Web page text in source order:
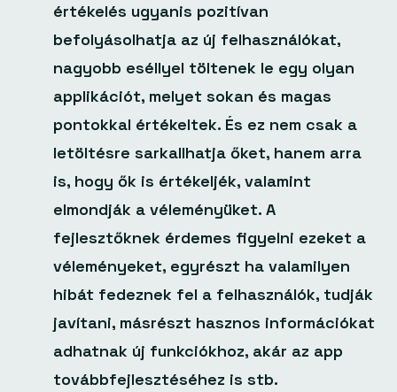
értékelés ugyanis pozitívan
befolyásolhatja az új felhasználókat,
nagyobb eséllyel töltenek le egy olyan
applikációt, melyet sokan és magas
pontokkal értékeltek. És ez nem csak a
letöltésre sarkallhatja őket, hanem arra
is, hogy ők is értékeljék, valamint
elmondják a véleményüket. A
fejlesztőknek érdemes figyelni ezeket a
véleményeket, egyrészt ha valamilyen
hibát fedeznek fel a felhasználók, tudják
javítani, másrészt hasznos információkat
adhatnak új funkciókhoz, akár az app
továbbfejlesztéséhez is stb.